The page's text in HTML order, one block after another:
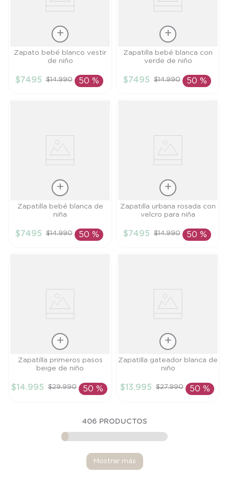
Talla
AÑADIR AL
Zapato bebé blanco vestir
de niño
$7495 $14.990 50 %
Talla
AÑADIR AL
Zapatilla bebé blanca con
verde de niño
$7495 $14.990 50 %
Talla
AÑADIR AL
Zapatilla bebé blanca de
niña
$7495 $14.990 50 %
Talla
AÑADIR AL
Zapatilla urbana rosada con
velcro para niña
$7495 $14.990 50 %
Talla
AÑADIR AL
Zapatilla primeros pasos
beige de niño
$14.995 $29.990 50 %
Talla
AÑADIR AL
Zapatilla gateador blanca de
niño
$13.995 $27.990 50 %
406 PRODUCTOS
Mostrar más